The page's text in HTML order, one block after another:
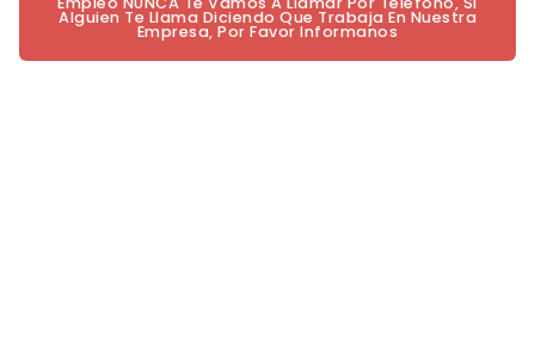
Alguien Te Llama Diciendo Que Trabaja En Nuestra
Empresa, Por Favor Informanos